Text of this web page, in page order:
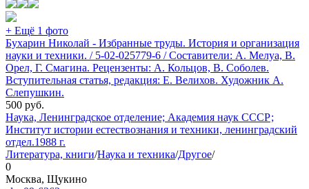
+ Ещё 1 фото
Бухарин Николай - Избранные труды. История и организация
науки и техники. / 5-02-025779-6 / Составители: А. Мелуа, В.
Орел, Г. Смагина. Рецензенты: А. Кольцов, В. Соболев.
Вступительная статья, редакция: Е. Велихов. Художник А.
Слепушкин.
500 руб.
Наука, Ленинградское отделение; Академия наук СССР;
Институт истории естествознания и техники, ленинградский
отдел.1988 г.
Литература, книги/Наука и техника/Другое/
0
Москва, Щукино